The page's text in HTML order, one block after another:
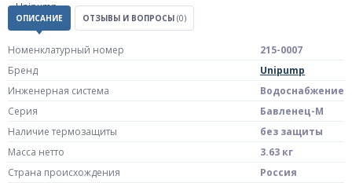
ОПИСАНИЕ ОТЗЫВЫ И ВОПРОСЫ (0)
Номенклатурный номер
215-0007
Бренд
Unipump
Инженерная система
Водоснабжение
Серия
Бавленец-М
Наличие термозащиты
без защиты
Масса нетто
3.63 кг
Страна происхождения
Россия